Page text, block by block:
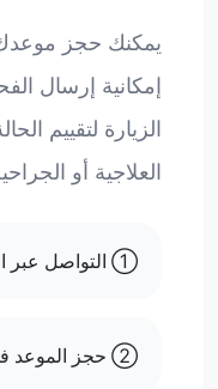
يمكنك حجز
إمكانية إرسال
الزيارة لتقييم
العلاجية أو
① التواصل عبر
② حجز الموعد